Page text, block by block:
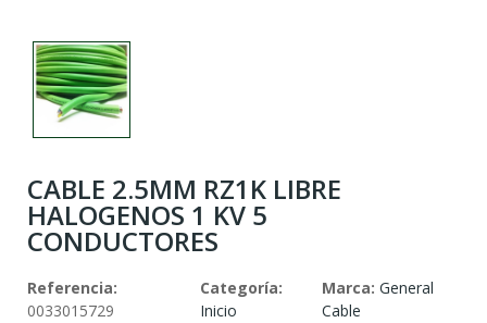
CABLE 2.5MM RZ1K LIBRE
HALOGENOS 1 KV 5
CONDUCTORES
Referencia:
0033015729
Categoría:
Inicio
Marca: General
Cable